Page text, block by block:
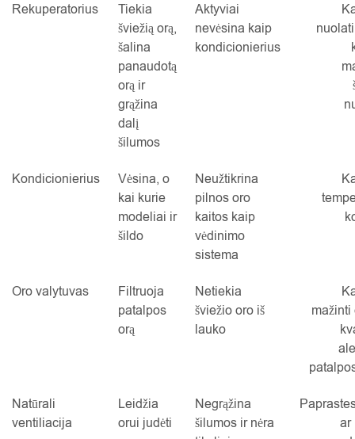
Rekuperatorius
Tiekia
šviežią orą,
šalina
panaudotą
orą ir
grąžina
dalį
šilumos
Aktyviai
nevėsina kaip
kondicionierius
Kondicionierius
Vėsina, o
kai kurie
modeliai ir
šildo
Neužtikrina
pilnos oro
kaitos kaip
vėdinimo
sistema
Oro valytuvas
Filtruoja
patalpos
orą
Netiekia
šviežio oro iš
lauko
Natūrali
ventiliacija
Leidžia
orui judėti
Negrąžina
šilumos ir nėra
ar